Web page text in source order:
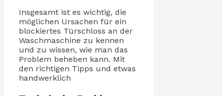
Insgesamt ist es wichtig, die
möglichen Ursachen für ein
blockiertes Türschloss an der
Waschmaschine zu kennen
und zu wissen, wie man das
Problem beheben kann. Mit
den richtigen Tipps und etwas
handwerklich